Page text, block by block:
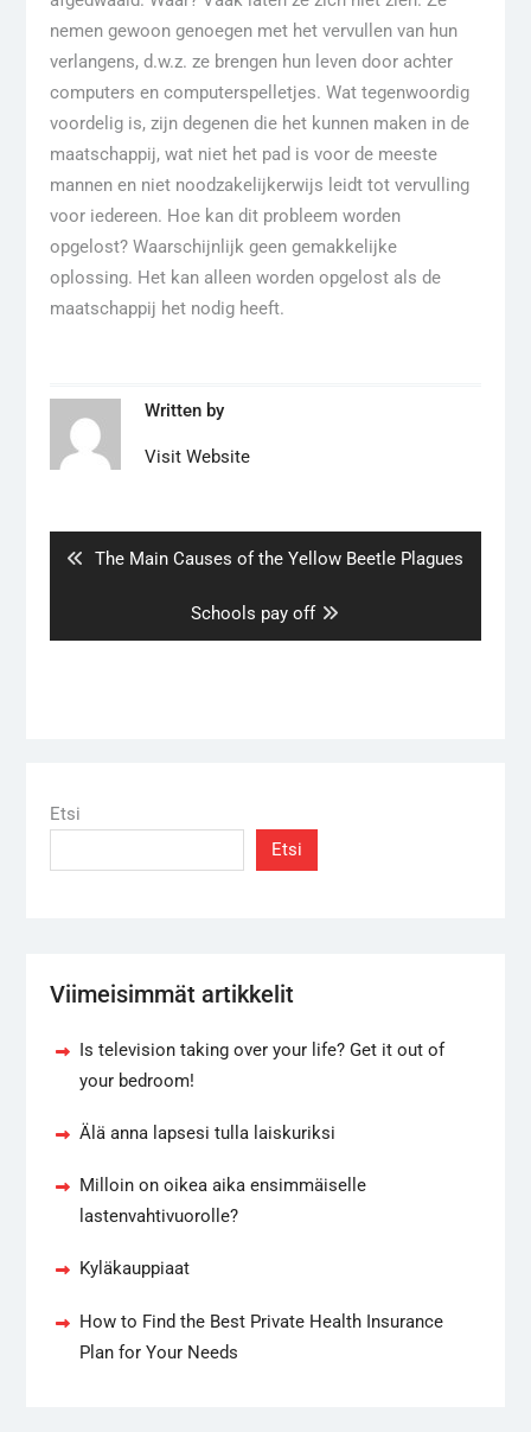
nemen gewoon genoegen met het vervullen van hun
verlangens, d.w.z. ze brengen hun leven door achter
computers en computerspelletjes. Wat tegenwoordig
voordelig is, zijn degenen die het kunnen maken in de
maatschappij, wat niet het pad is voor de meeste
mannen en niet noodzakelijkerwijs leidt tot vervulling
voor iedereen. Hoe kan dit probleem worden
opgelost? Waarschijnlijk geen gemakkelijke
oplossing. Het kan alleen worden opgelost als de
maatschappij het nodig heeft.
Written by
Visit Website
Previous
The Main Causes of the Yellow Beetle Plagues
Next
post:
Schools pay off
Etsi
Etsi
Viimeisimmät artikkelit
Is television taking over your life? Get it out of
your bedroom!
Älä anna lapsesi tulla laiskuriksi
Milloin on oikea aika ensimmäiselle
lastenvahtivuorolle?
Kyläkauppiaat
How to Find the Best Private Health Insurance
Plan for Your Needs